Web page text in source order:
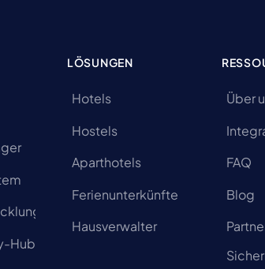
Hub
LÖSUNGEN
Hotels
Hostels
Aparthotels
Ferienunterkünfte
Hausverwalter
Über
FAQ
Blog